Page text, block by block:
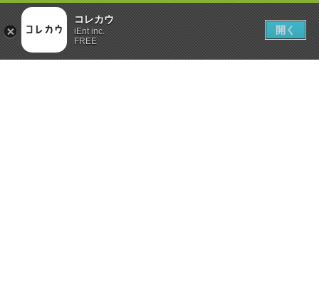
コレカウ
iEnt inc.
FREE
開く